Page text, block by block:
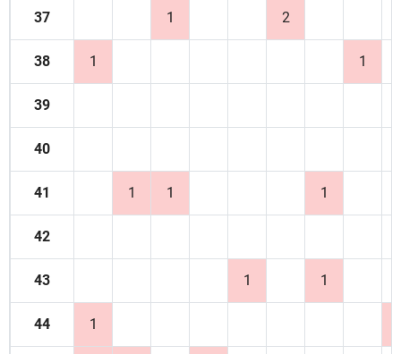
37 1 2
38 1 1
39
40
41 1 1 1
42
43 1 1
44 1